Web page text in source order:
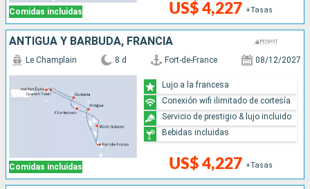
Comidas incluidas US$ 4,227 +Tasas
ANTIGUA Y BARBUDA, FRANCIA
Comidas incluidas
Le Champlain 8 d Fort-de-France 08/12/2027
US$ 4,227 +Tasas
Lujo a la francesa
Conexión wifi ilimitado de cortesía
Servicio de prestigio & lujo incluido
Bebidas incluidas